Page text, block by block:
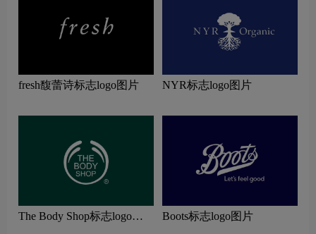
fresh馥蕾诗标志logo图片 NYR标志logo图片
The Body Shop标志logo图
Boots标志logo图片